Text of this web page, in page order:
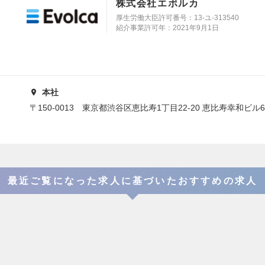
株式会社エボルカ
厚生労働大臣許可番号：13‐ユ‐313540
紹介事業許可年：2021年9月1日
本社
〒150-0013 東京都渋谷区恵比寿1丁目22-20 恵比寿幸和ビル
最近ご覧になった求人に基づいたおすすめの求人